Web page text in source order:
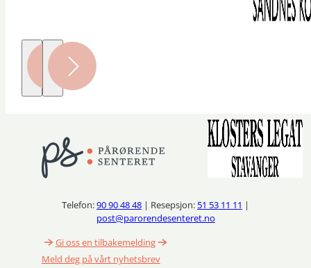
Telefon:90 90 48 48 | Resepsjon: 51 53 11 11 |
post@parorendesenteret.no
Gi oss en tilbakemelding
Meld deg på vårt nyhetsbrev